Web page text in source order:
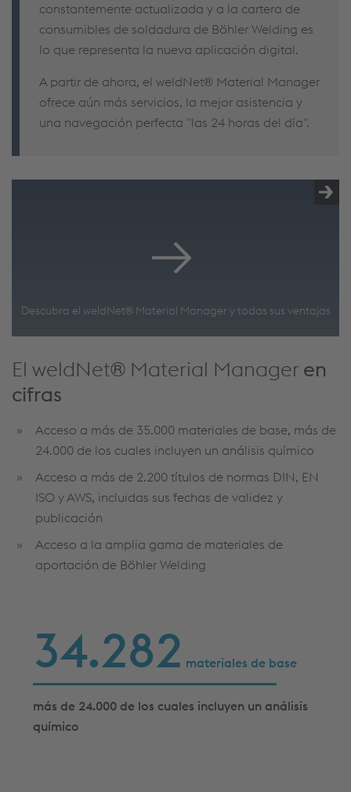
constantemente actualizada y a la cartera de
consumibles de soldadura de Böhler Welding es
lo que representa la nueva aplicación digital.
A partir de ahora, el weldNet® Material Manager
ofrece aún más servicios, la mejor asistencia y
una navegación perfecta "las 24 horas del día".
Descubra el weldNet® Material Manager y todas sus ventajas
El weldNet® Material Manageren
cifras
Acceso a más de 35.000 materiales de base, más de
24.000 de los cuales incluyen un análisis químico
Acceso a más de 2.200 títulos de normas DIN, EN
ISO y AWS, incluidas sus fechas de validez y
publicación
Acceso a la amplia gama de materiales de
aportación de Böhler Welding
34.679 materiales de base
más de 24.000 de los cuales incluyen un análisis
químico